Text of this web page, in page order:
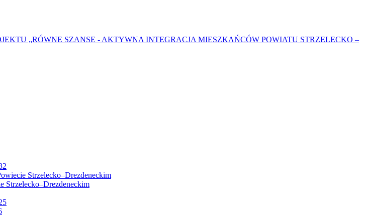
„RÓWNE SZANSE - AKTYWNA INTEGRACJA MIESZKAŃCÓW POWIATU STRZELECKO –
Strzelecko–Drezdeneckim
Strzelecko–Drezdeneckim